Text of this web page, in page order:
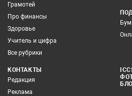
Грамотей
Про финансы
Здоровье
Учитель и цифра
Все рубрики
КОНТАКТЫ
Редакция
Реклама